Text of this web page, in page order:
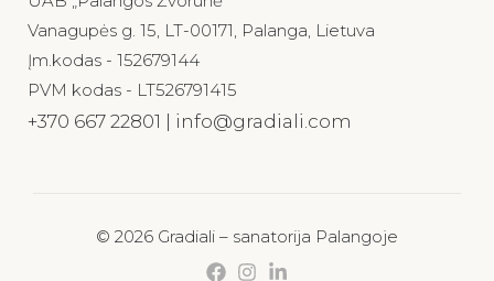
Vanagupės g. 15, LT-00171, Palanga, Lietuva
Įm.kodas - 152679144
PVM kodas - LT526791415
+370 667 22801 | info@gradiali.com
© 2026 Gradiali – sanatorija Palangoje